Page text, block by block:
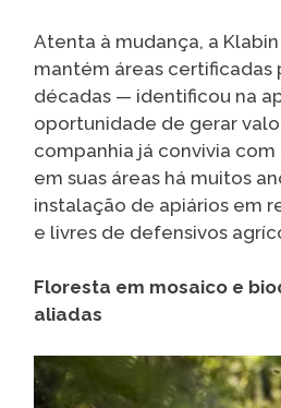
Atenta à mudança, a
mantém áreas certificadas
décadas — identificou na
oportunidade de gerar
companhia já convivia
em suas áreas há muitos
instalação de apiários em
e livres de defensivos
Floresta em mosaico e
aliadas